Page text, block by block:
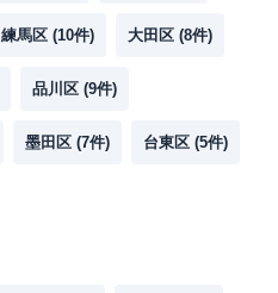
練馬区 (10件) 大田区 (8件)
品川区 (9件)
墨田区 (7件) 台東区 (5件)